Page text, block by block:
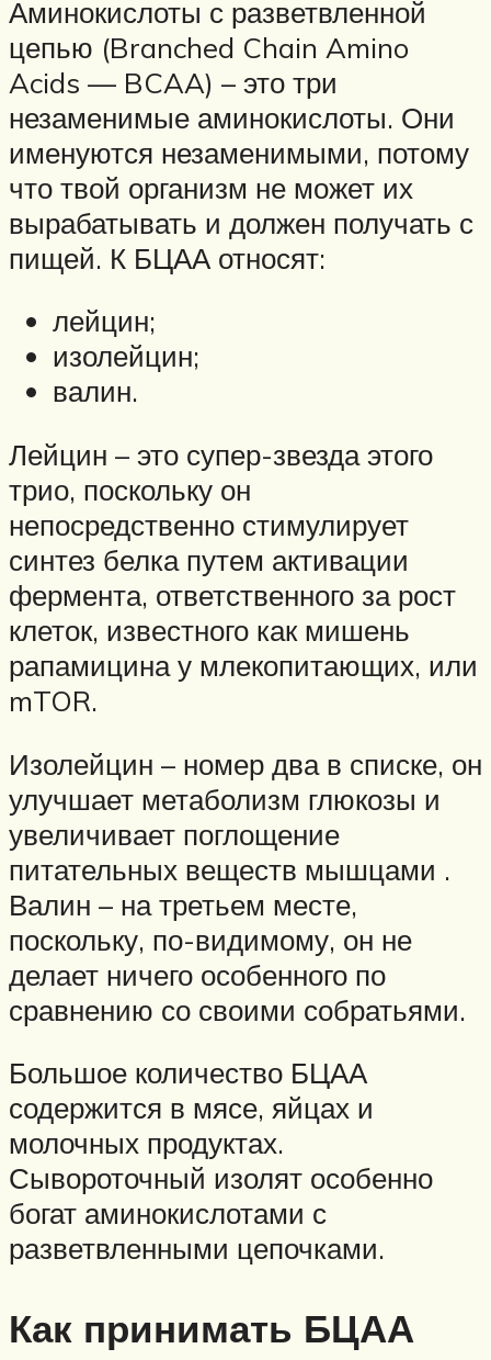
Аминокислоты с разветвленной
цепью (Branched Chain Amino
Acids — BCAA) – это три
незаменимые аминокислоты. Они
именуются незаменимыми, потому
что твой организм не может их
вырабатывать и должен получать с
пищей. К БЦАА относят:
лейцин;
изолейцин;
валин.
Лейцин – это супер-звезда этого
трио, поскольку он
непосредственно стимулирует
синтез белка путем активации
фермента, ответственного за рост
клеток, известного как мишень
рапамицина у млекопитающих, или
mTOR.
Изолейцин – номер два в списке, он
улучшает метаболизм глюкозы и
увеличивает поглощение
питательных веществ мышцами .
Валин – на третьем месте,
поскольку, по-видимому, он не
делает ничего особенного по
сравнению со своими собратьями.
Большое количество БЦАА
содержится в мясе, яйцах и
молочных продуктах.
Сывороточный изолят особенно
богат аминокислотами с
разветвленными цепочками.
Как принимать БЦАА